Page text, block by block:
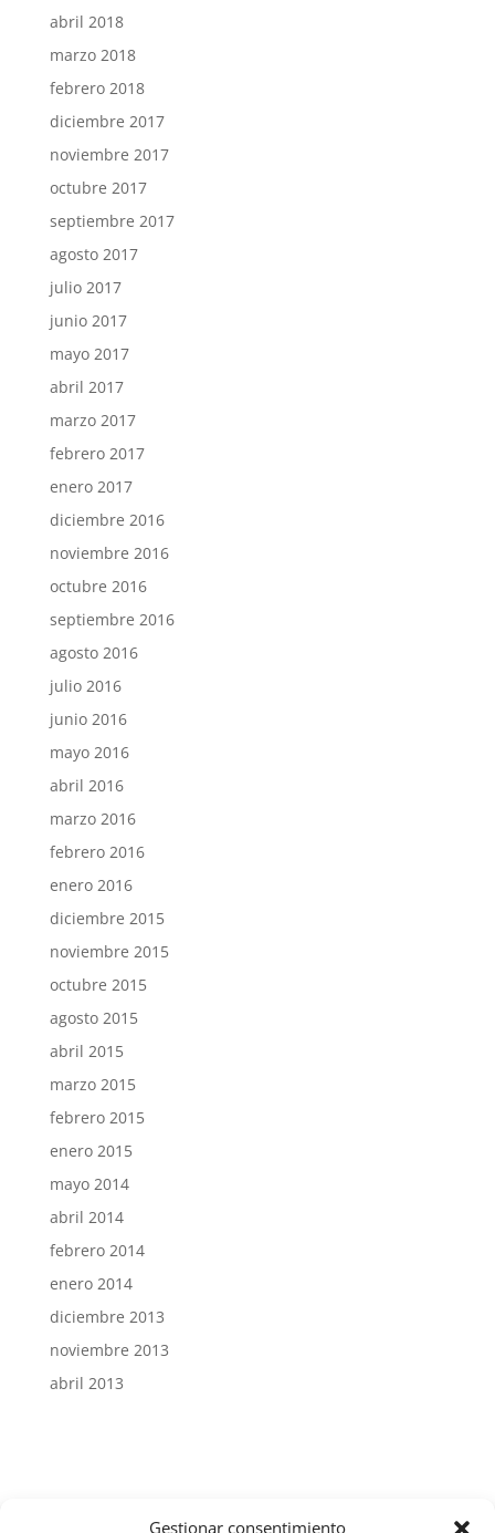
Gestionar consentimiento
abril 2018
marzo 2018
febrero 2018
diciembre 2017
noviembre 2017
octubre 2017
septiembre 2017
agosto 2017
julio 2017
junio 2017
mayo 2017
abril 2017
marzo 2017
febrero 2017
enero 2017
diciembre 2016
noviembre 2016
octubre 2016
septiembre 2016
agosto 2016
julio 2016
junio 2016
mayo 2016
abril 2016
marzo 2016
febrero 2016
enero 2016
diciembre 2015
noviembre 2015
octubre 2015
agosto 2015
abril 2015
marzo 2015
febrero 2015
enero 2015
mayo 2014
abril 2014
febrero 2014
enero 2014
diciembre 2013
noviembre 2013
abril 2013